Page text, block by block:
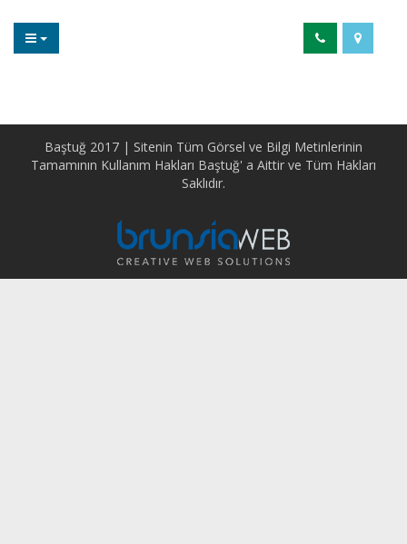
Baştuğ 2017 | Sitenin Tüm Görsel ve Bilgi Metinlerinin
Tamamının Kullanım Hakları Baştuğ' a Aittir ve Tüm Hakları
Saklıdır.